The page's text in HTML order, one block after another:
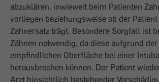
abzuklären, inwieweit beim ­Patienten
vorliegen beziehungsweise ob der Patient
Zahnersatz trägt. Besondere Sorgfalt ist
Zähnen notwendig, da diese aufgrund
empfindlichen Oberfläche bei einer
herausbrechen können. Der Patient
Arzt hinsichtlich bestehender